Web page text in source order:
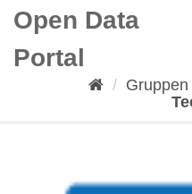
Open Data
Portal
Gruppen